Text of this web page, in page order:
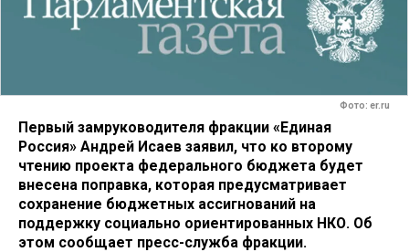
Фото: er.ru
Первый замруководителя фракции «Единая
Россия» Андрей Исаев заявил, что ко второму
чтению проекта федерального бюджета будет
внесена поправка, которая предусматривает
сохранение бюджетных ассигнований на
поддержку социально ориентированных НКО. Об
этом сообщает пресс-служба фракции.